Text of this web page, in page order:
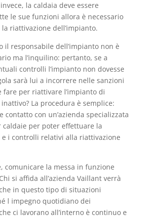
la caldaia deve essere
le sue funzioni allora è necessario
riattivazione dell’impianto.
il responsabile dell’impianto non è
ma l’inquilino: pertanto, se a
controlli l’impianto non dovesse
sarà lui a incorrere nelle sanzioni
fare per riattivare l’impianto di
La procedura è semplice:
contatto con un’azienda specializzata
per poter effettuare la
i controlli relativi alla riattivazione
comunicare la messa in funzione
si affida all’azienda Vaillant verrà
in questo tipo di situazioni
l impegno quotidiano dei
ci lavorano all’interno è continuo e